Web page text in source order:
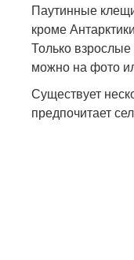
Паутинные
кроме
Только
можно на фото
Существует
предпочитает